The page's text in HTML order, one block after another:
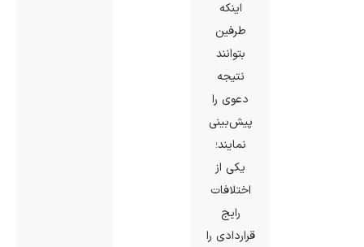
اینکه
طرفین
بتوانند
نتیجه
دعوی را
پیش‌بینی
نمایند؛
یکی از
اختلافات
رایج
قراردادی را